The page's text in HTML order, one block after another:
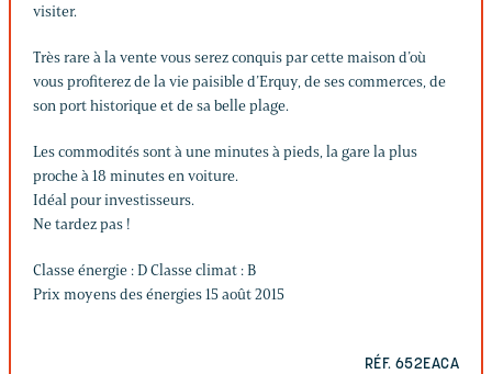
visiter.
Très rare à la vente vous serez conquis par cette maison d’où
vous profiterez de la vie paisible d’Erquy, de ses commerces, de
son port historique et de sa belle plage.
Les commodités sont à une minutes à pieds, la gare la plus
proche à 18 minutes en voiture.
Idéal pour investisseurs.
Ne tardez pas !
Classe énergie : D Classe climat : B
Prix moyens des énergies 15 août 2015
RÉF. 652EACA